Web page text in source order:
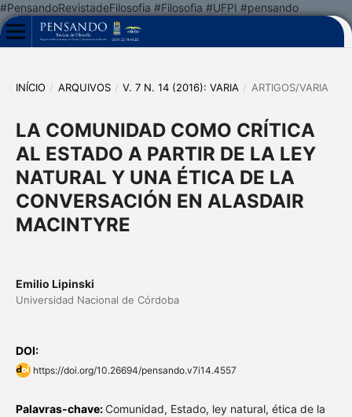
#PensandoRevistadeFilosofia #Filosofia #UFPI #pensando
INÍCIO / ARQUIVOS / V. 7 N. 14 (2016): VARIA / ARTIGOS/VARIA
LA COMUNIDAD COMO CRÍTICA
AL ESTADO A PARTIR DE LA LEY
NATURAL Y UNA ÉTICA DE LA
CONVERSACIÓN EN ALASDAIR
MACINTYRE
Emilio Lipinski
Universidad Nacional de Córdoba
DOI:
https://doi.org/10.26694/pensando.v7i14.4557
Palavras-chave: Comunidad, Estado, ley natural, ética de la